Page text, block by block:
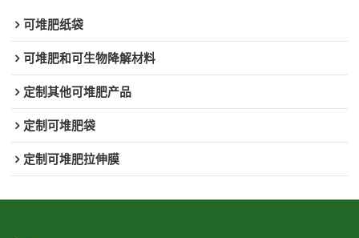
可堆肥纸袋
可堆肥和可生物降解材料
定制其他可堆肥产品
定制可堆肥袋
定制可堆肥拉伸膜